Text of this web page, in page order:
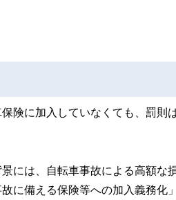
険に加入していなくても、罰則
には、自転車事故による高額な
に備える保険等への加入義務化